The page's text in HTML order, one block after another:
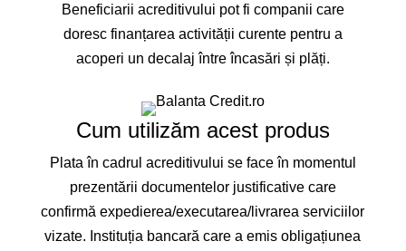
Beneficiarii acreditivului pot fi companii care
doresc finanțarea activității curente pentru a
acoperi un decalaj între încasări și plăți.
Cum utilizăm acest produs
Plata în cadrul acreditivului se face în momentul
prezentării documentelor justificative care
confirmă expedierea/executarea/livrarea serviciilor
vizate. Instituția bancară care a emis obligațiunea